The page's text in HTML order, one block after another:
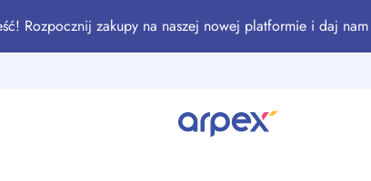
Rozpocznij zakupy na naszej nowej platformie i daj